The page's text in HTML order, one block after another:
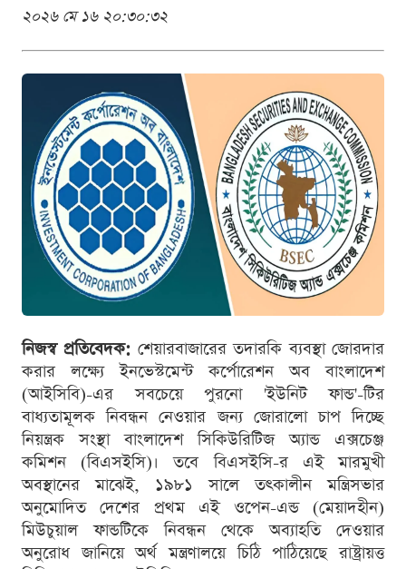
২০২৬ মে ১৬ ২০:৩০:৩২
নিজস্ব প্রতিবেদক: শেয়ারবাজারের তদারকি ব্যবস্থা জোরদার
করার লক্ষ্যে ইনভেস্টমেন্ট কর্পোরেশন অব বাংলাদেশ
(আইসিবি)-এর সবচেয়ে পুরনো 'ইউনিট ফান্ড'-টির
বাধ্যতামূলক নিবন্ধন নেওয়ার জন্য জোরালো চাপ দিচ্ছে
নিয়ন্ত্রক সংস্থা বাংলাদেশ সিকিউরিটিজ অ্যান্ড এক্সচেঞ্জ
কমিশন (বিএসইসি)। তবে বিএসইসি-র এই মারমুখী
অবস্থানের মাঝেই, ১৯৮১ সালে তৎকালীন মন্ত্রিসভার
অনুমোদিত দেশের প্রথম এই ওপেন-এন্ড (মেয়াদহীন)
মিউচুয়াল ফান্ডটিকে নিবন্ধন থেকে অব্যাহতি দেওয়ার
অনুরোধ জানিয়ে অর্থ মন্ত্রণালয়ে চিঠি পাঠিয়েছে রাষ্ট্রায়ত্ত